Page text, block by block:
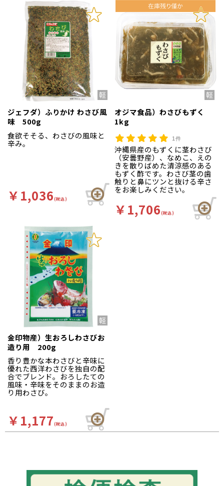
お楽しみいただけます。
※在庫限りで販売終了
ジェフダ）ふりかけ わさび風
味 500g
食欲そそる、わさびの風味と
辛み。
￥1,036(税込)
オジマ食品）わさびもずく
1kg
1件
沖縄県産のもずくに茎わさび
（安曇野産）、なめこ、えの
きを散りばめた清涼感のある
もずく酢です。わさび茎の歯
触りと鼻にツンと抜ける辛さ
をお楽しみください。
￥1,706(税込)
金印物産）生おろしわさびお
造り用 200g
香り豊かな本わさびと辛味に
優れた西洋わさびを独自の配
合でブレンド。おろしたての
風味・辛味をそのままのお造
り用わさび。
￥1,177(税込)